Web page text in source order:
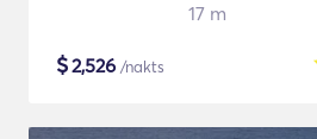
17 m
$2,526 /nakts